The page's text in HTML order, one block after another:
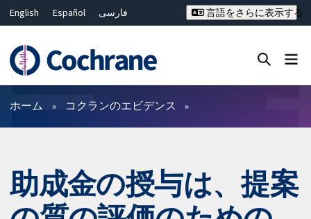
English Español
فارسی
Deutsch
Bahasa Malaysia
ไทย
繁體中文
简体中文
言語をさらに表示する
フィルター
ホーム コクランのエビデンス
助成金の授与は、提案